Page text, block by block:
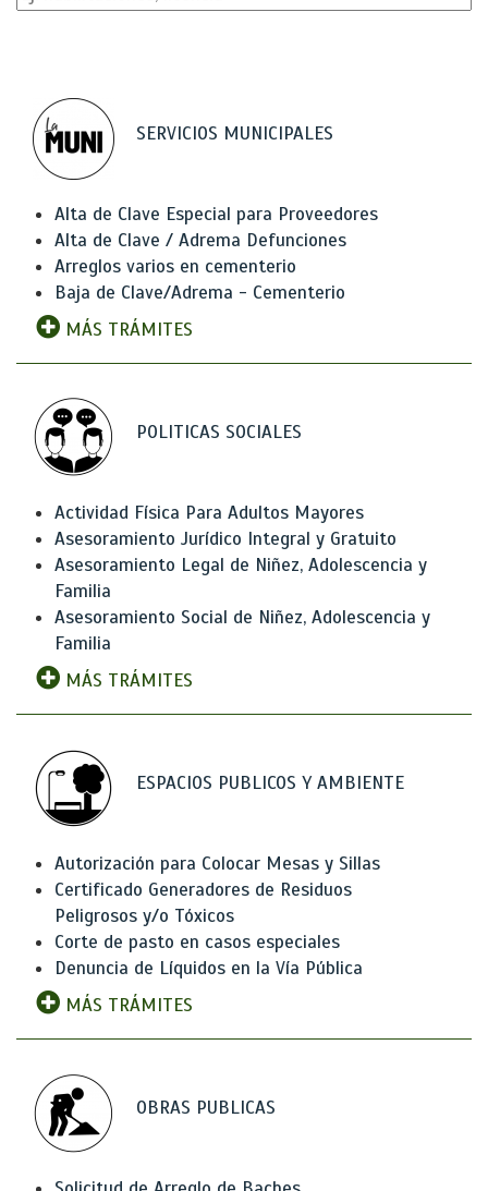
SERVICIOS MUNICIPALES
Alta de Clave Especial para Proveedores
Alta de Clave / Adrema Defunciones
Arreglos varios en cementerio
Baja de Clave/Adrema - Cementerio
MÁS TRÁMITES
POLITICAS SOCIALES
Actividad Física Para Adultos Mayores
Asesoramiento Jurídico Integral y Gratuito
Asesoramiento Legal de Niñez, Adolescencia y
Familia
Asesoramiento Social de Niñez, Adolescencia y
Familia
MÁS TRÁMITES
ESPACIOS PUBLICOS Y AMBIENTE
Autorización para Colocar Mesas y Sillas
Certificado Generadores de Residuos
Peligrosos y/o Tóxicos
Corte de pasto en casos especiales
Denuncia de Líquidos en la Vía Pública
MÁS TRÁMITES
OBRAS PUBLICAS